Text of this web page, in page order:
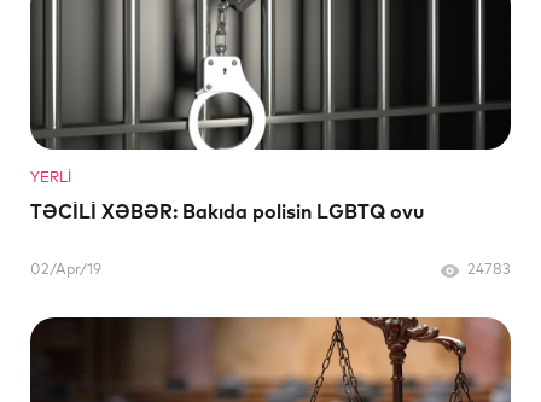
YERLI
TƏCİLİ XƏBƏR: Bakıda polisin LGBTQ ovu
02/Apr/19 24783